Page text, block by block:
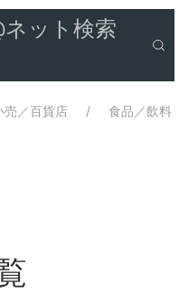
ット検索
売／百貨店
食品／飲料